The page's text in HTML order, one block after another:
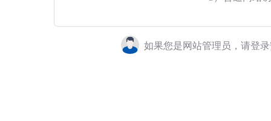
如果您是网站管理员，请登